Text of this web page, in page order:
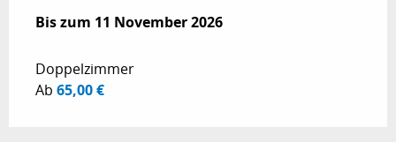
ab27 März 2026bis zum11 November 2026
Bis zum 11 November 2026
Doppelzimmer
Ab 65,00 €